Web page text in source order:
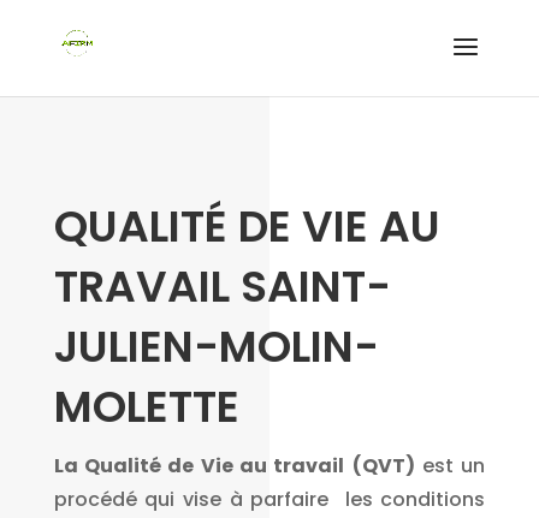
QUALITÉ DE VIE AU
TRAVAIL SAINT-
JULIEN-MOLIN-
MOLETTE
La Qualité de Vie au travail (QVT) est un
procédé qui vise à parfaire les conditions